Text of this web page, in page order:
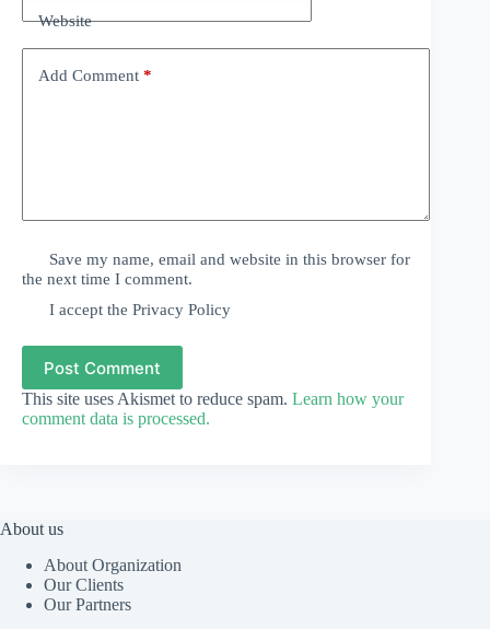
Website
Add Comment *
Save my name, email and website in this browser for
the next time I comment.
I accept thePrivacy Policy
Post Comment
This site uses Akismet to reduce spam. Learn how your
comment data is processed.
About us
About Organization
Our Clients
Our Partners